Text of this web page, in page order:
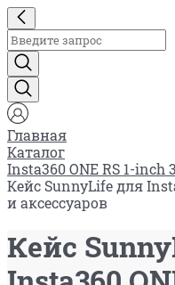
Главная
Каталог
Insta360 ONE RS 1-inch
Кейс SunnyLife для
и аксессуаров
Кейс